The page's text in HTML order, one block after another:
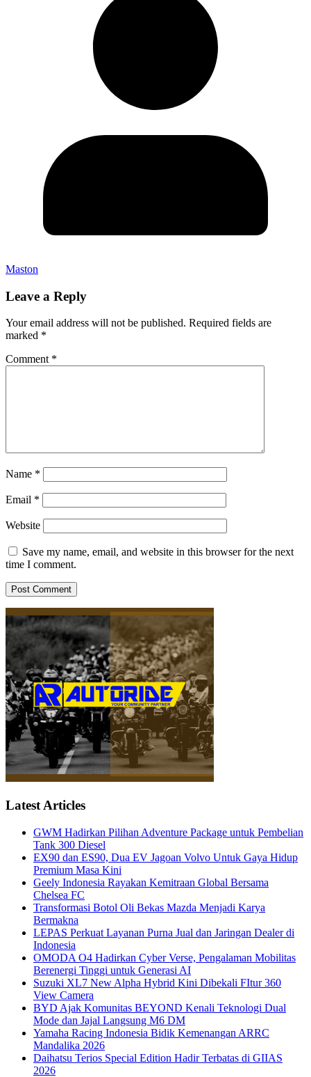
Maston
Leave a Reply
Your email address will not be published. Required fields are
marked *
Comment *
Name *
Email *
Website
Save my name, email, and website in this browser for the next
time I comment.
Latest Articles
GWM Hadirkan Pilihan Adventure Package untuk Pembelian
Tank 300 Diesel
EX90 dan ES90, Dua EV Jagoan Volvo Untuk Gaya Hidup
Premium Masa Kini
Geely Indonesia Rayakan Kemitraan Global Bersama
Chelsea FC
Transformasi Botol Oli Bekas Mazda Menjadi Karya
Bermakna
LEPAS Perkuat Layanan Purna Jual dan Jaringan Dealer di
Indonesia
OMODA O4 Hadirkan Cyber Verse, Pengalaman Mobilitas
Berenergi Tinggi untuk Generasi AI
Suzuki XL7 New Alpha Hybrid Kini Dibekali FItur 360
View Camera
BYD Ajak Komunitas BEYOND Kenali Teknologi Dual
Mode dan Jajal Langsung M6 DM
Yamaha Racing Indonesia Bidik Kemenangan ARRC
Mandalika 2026
Daihatsu Terios Special Edition Hadir Terbatas di GIIAS
2026